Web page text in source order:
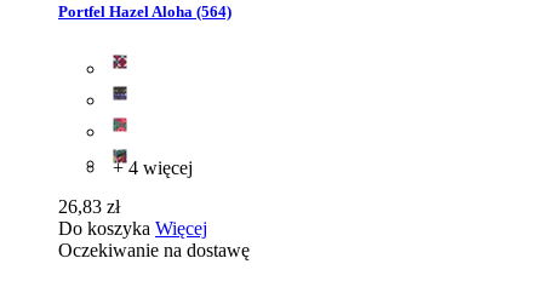
Portfel Hazel Aloha (564)
+ 4 więcej
26,83 zł
Do koszyka Więcej
Oczekiwanie na dostawę